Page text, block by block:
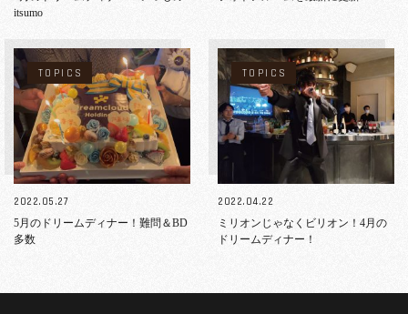
itsumo
TOPICS
2022.05.27
5月のドリームディナー！難問＆BD
多数
TOPICS
2022.04.22
ミリオンじゃなくビリオン！4月の
ドリームディナー！